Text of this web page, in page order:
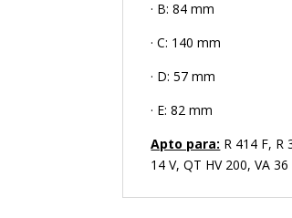
· B: 84 mm
· C: 140 mm
· D: 57 mm
· E: 82 mm
Apto para: R 414 F, R
14 V, QT HV 200, VA 36